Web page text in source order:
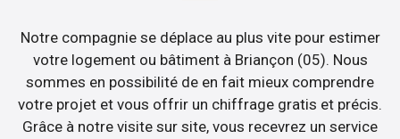
Notre compagnie se déplace au plus vite pour estimer
votre logement ou bâtiment à Briançon (05). Nous
sommes en possibilité de en fait mieux comprendre
votre projet et vous offrir un chiffrage gratis et précis.
Grâce à notre visite sur site, vous recevrez un service